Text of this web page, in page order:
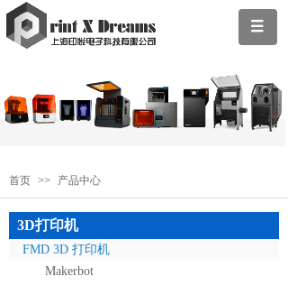
首页 >> 产品中心
3D打印机
FMD 3D 打印机
Makerbot